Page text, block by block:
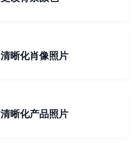
清晰化肖像照片
清晰化产品照片